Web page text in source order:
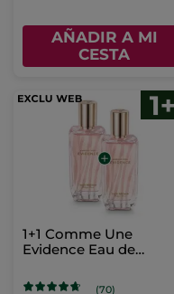
AÑADIR A MI
CESTA
1+1 Comme Une
Evidence Eau de
(70)